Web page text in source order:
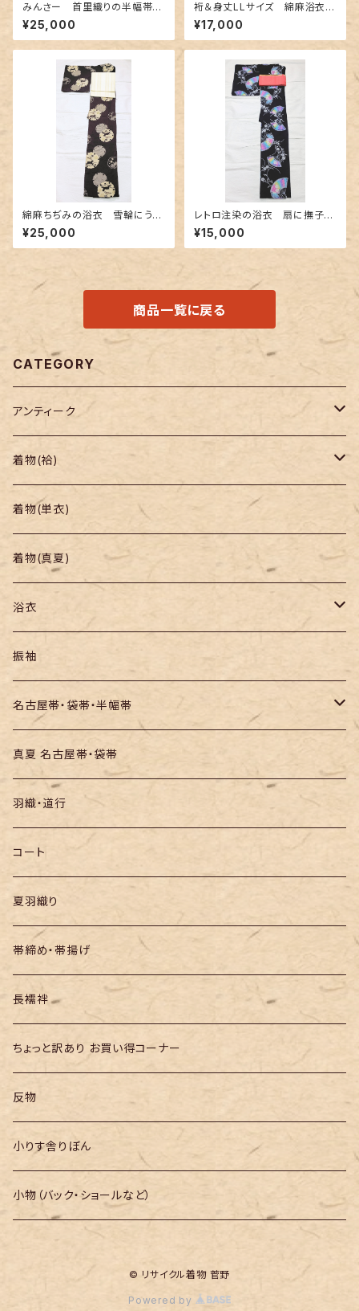
みんさー 首里織りの半幅帯
深緑色
¥25,000
裄＆身丈LLサイズ 綿麻浴衣
クレマチスと麻の葉柄
¥17,000
綿麻ちぢみの浴衣 雪輪にうさ
ぎ柄
¥25,000
レトロ注染の浴衣 扇に撫子〜
カラフルなぼかし～
¥15,000
商品一覧に戻る
CATEGORY
アンティーク
着物
帯
羽織り・道行
着物(袷)
小紋
色無地・江戸小紋
紬
訪問着・付下
お召し
着物(単衣)
着物(真夏)
浴衣
セオα・ポリ
木綿・綿麻
絞りの浴衣
振袖
名古屋帯・袋帯・半幅帯
名古屋帯
袋帯
半幅帯
真夏 名古屋帯・袋帯
羽織・道行
コート
夏羽織り
帯締め・帯揚げ
長襦袢
ちょっと訳あり お買い得コーナー
反物
小りす舎りぼん
小物（バック・ショールなど）
© リサイクル着物 菅野
Powered by